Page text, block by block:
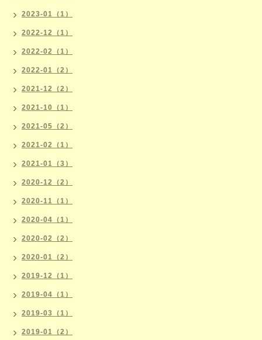
2023-01（1）
2022-12（1）
2022-02（1）
2022-01（2）
2021-12（2）
2021-10（1）
2021-05（2）
2021-02（1）
2021-01（3）
2020-12（2）
2020-11（1）
2020-04（1）
2020-02（2）
2020-01（2）
2019-12（1）
2019-04（1）
2019-03（1）
2019-01（2）